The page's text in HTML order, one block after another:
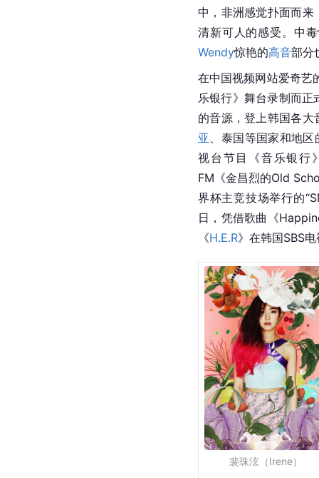
中， 非洲感觉扑面而来
清新可人的感受。中
Wendy惊艳的高音部分
在中国视频网站爱奇艺
乐银行》舞台录制而
的音源，登上韩国各大
亚
、泰国等国家和地
视台节目《音乐银行
FM《金昌烈的Old
界杯主竞技场举行的
日，凭借歌曲《
《H.E.R》在韩国SBS
裴珠泫（Irene）